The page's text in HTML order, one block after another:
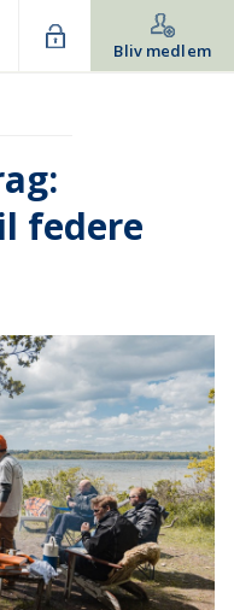
Bliv medlem
federe